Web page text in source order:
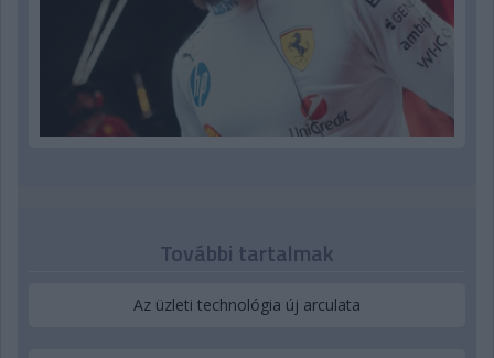
További tartalmak
Az üzleti technológia új arculata